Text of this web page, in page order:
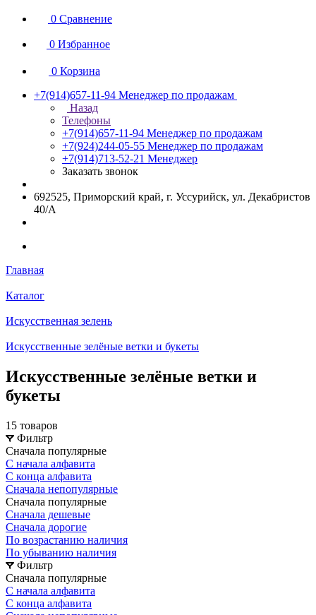
0 Сравнение
0 Избранное
0 Корзина
+7(914)657-11-94 Менеджер по продажам
Назад
Телефоны
+7(914)657-11-94 Менеджер по продажам
+7(924)244-05-55 Менеджер по продажам
+7(914)713-52-21 Менеджер
Заказать звонок
692525, Приморский край, г. Уссурийск, ул. Декабристов
40/А
Главная
Каталог
Искусственная зелень
Искусственные зелёные ветки и букеты
Искусственные зелёные ветки и
букеты
15 товаров
Фильтр
Сначала популярные
С начала алфавита
С конца алфавита
Сначала непопулярные
Сначала популярные
Сначала дешевые
Сначала дорогие
По возрастанию наличия
По убыванию наличия
Фильтр
Сначала популярные
С начала алфавита
С конца алфавита